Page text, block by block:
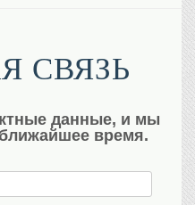
СВЯЗЬ
данные, и мы
время.